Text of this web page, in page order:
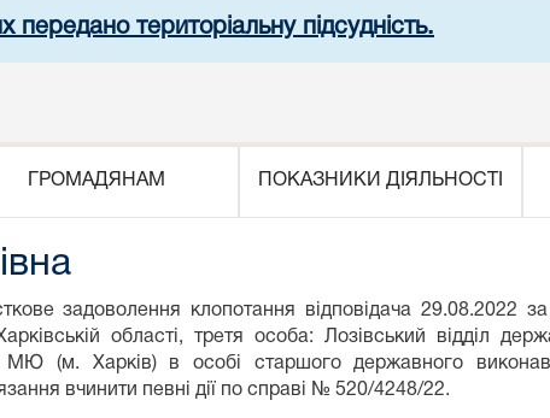
передано територіальну підсудність.
ГРОМАДЯНАМ ПОКАЗНИКИ ДІЯЛЬНОСТІ
задоволення клопотання відповідача 29.08.2022
області, третя особа: Лозівський відділ
МЮ (м. Харків) в особі старшого державного
вчинити певні дії по справі № 520/4248/22.